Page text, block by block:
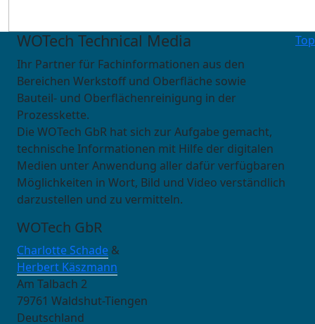
Top
WOTech Technical Media
Ihr Partner für Fachinformationen aus den
Bereichen Werkstoff und Oberfläche sowie
Bauteil- und Oberflächenreinigung in der
Prozesskette.
Die WOTech GbR hat sich zur Aufgabe gemacht,
technische Informationen mit Hilfe der digitalen
Medien unter Anwendung aller dafür verfügbaren
Möglichkeiten in Wort, Bild und Video verständlich
darzustellen und zu vermitteln.
WOTech GbR
Charlotte Schade &
Herbert Käszmann
Am Talbach 2
79761 Waldshut-Tiengen
Deutschland